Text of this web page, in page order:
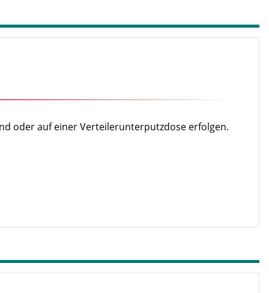
oder auf einer Verteilerunterputzdose erfolgen.